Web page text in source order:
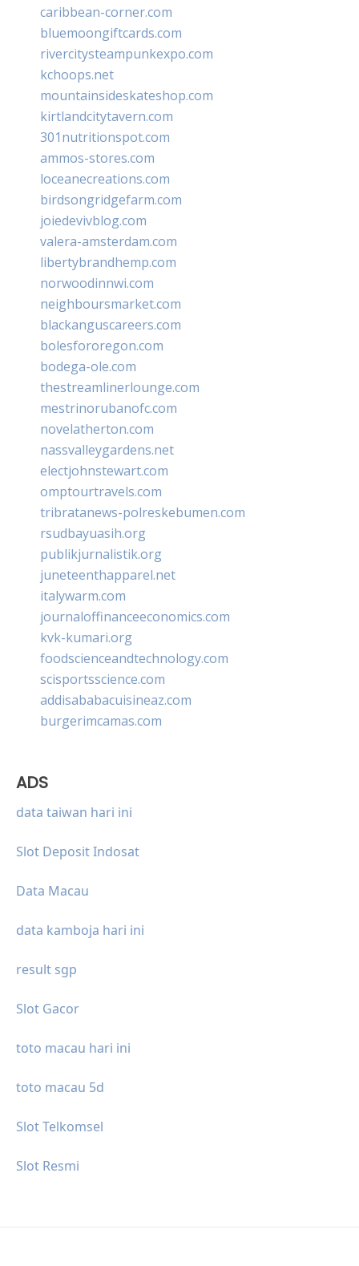
caribbean-corner.com
bluemoongiftcards.com
rivercitysteampunkexpo.com
kchoops.net
mountainsideskateshop.com
kirtlandcitytavern.com
301nutritionspot.com
ammos-stores.com
loceanecreations.com
birdsongridgefarm.com
joiedevivblog.com
valera-amsterdam.com
libertybrandhemp.com
norwoodinnwi.com
neighboursmarket.com
blackanguscareers.com
bolesfororegon.com
bodega-ole.com
thestreamlinerlounge.com
mestrinorubanofc.com
novelatherton.com
nassvalleygardens.net
electjohnstewart.com
omptourtravels.com
tribratanews-polreskebumen.com
rsudbayuasih.org
publikjurnalistik.org
juneteenthapparel.net
italywarm.com
journaloffinanceeconomics.com
kvk-kumari.org
foodscienceandtechnology.com
scisportsscience.com
addisababacuisineaz.com
burgerimcamas.com
ADS
data taiwan hari ini
Slot Deposit Indosat
Data Macau
data kamboja hari ini
result sgp
Slot Gacor
toto macau hari ini
toto macau 5d
Slot Telkomsel
Slot Resmi